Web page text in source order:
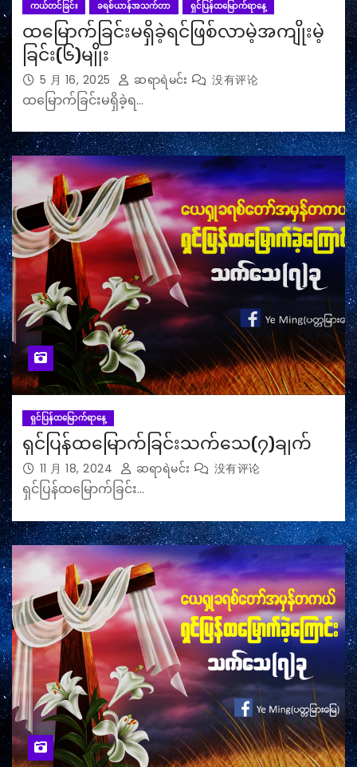
ကယ်တင်ခြင်း ခရစ်ယာန်အသက်တာ ရှင်ပြန်ထမြောက်ရာနေ့
ထမြောက်ခြင်းမရှိခဲ့ရင်ဖြစ်လာမဲ့အကျိုးမဲ့
ခြင်း(၆)မျိုး
5 月 16, 2025 ဆရာရဲမင်း 没有评论
ထမြောက်ခြင်းမရှိခဲ့ရ…
ရှင်ပြန်ထမြောက်ရာနေ့
ရှင်ပြန်ထမြောက်ခြင်းသက်သေ(၇)ချက်
11 月 18, 2024 ဆရာရဲမင်း 没有评论
ရှင်ပြန်ထမြောက်ခြင်း…